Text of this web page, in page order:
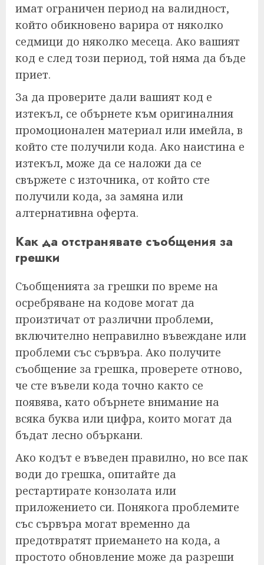
имат ограничен период на валидност,
който обикновено варира от няколко
седмици до няколко месеца. Ако вашият
код е след този период, той няма да бъде
приет.
За да проверите дали вашият код е
изтекъл, се обърнете към оригиналния
промоционален материал или имейла, в
който сте получили кода. Ако наистина е
изтекъл, може да се наложи да се
свържете с източника, от който сте
получили кода, за замяна или
алтернативна оферта.
Как да отстранявате съобщения за
грешки
Съобщенията за грешки по време на
осребряване на кодове могат да
произтичат от различни проблеми,
включително неправилно въвеждане или
проблеми със сървъра. Ако получите
съобщение за грешка, проверете отново,
че сте въвели кода точно както се
появява, като обърнете внимание на
всяка буква или цифра, които могат да
бъдат лесно объркани.
Ако кодът е въведен правилно, но все пак
води до грешка, опитайте да
рестартирате конзолата или
приложението си. Понякога проблемите
със сървъра могат временно да
предотвратят приемането на кода, а
простото обновление може да разреши